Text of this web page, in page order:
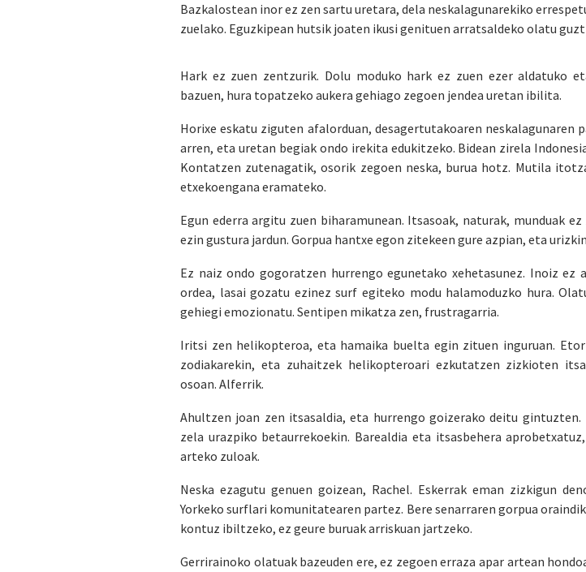
Bazkalostean inor ez zen sartu uretara, dela neskalagunarekiko
zuelako. Eguzkipean hutsik joaten ikusi genituen arratsaldeko olatu
Hark ez zuen zentzurik. Dolu moduko hark ez zuen ezer aldatuko
bazuen, hura topatzeko aukera gehiago zegoen jendea uretan ibilita.
Horixe eskatu ziguten afalorduan, desagertutakoaren neskalagunaren
arren, eta uretan begiak ondo irekita edukitzeko. Bidean zirela
Kontatzen zutenagatik, osorik zegoen neska, burua hotz. Mutila
etxekoengana eramateko.
Egun ederra argitu zuen biharamunean. Itsasoak, naturak, munduak
ezin gustura jardun. Gorpua hantxe egon zitekeen gure azpian, eta
Ez naiz ondo gogoratzen hurrengo egunetako xehetasunez. Inoiz ez
ordea, lasai gozatu ezinez surf egiteko modu halamoduzko hura.
gehiegi emozionatu. Sentipen mikatza zen, frustragarria.
Iritsi zen helikopteroa, eta hamaika buelta egin zituen inguruan.
zodiakarekin, eta zuhaitzek helikopteroari ezkutatzen zizkioten
osoan. Alferrik.
Ahultzen joan zen itsasaldia, eta hurrengo goizerako deitu gintuzten.
zela urazpiko betaurrekoekin. Barealdia eta itsasbehera
arteko zuloak.
Neska ezagutu genuen goizean, Rachel. Eskerrak eman zizkigun
Yorkeko surflari komunitatearen partez. Bere senarraren gorpua
kontuz ibiltzeko, ez geure buruak arriskuan jartzeko.
Gerrirainoko olatuak bazeuden ere, ez zegoen erraza apar artean